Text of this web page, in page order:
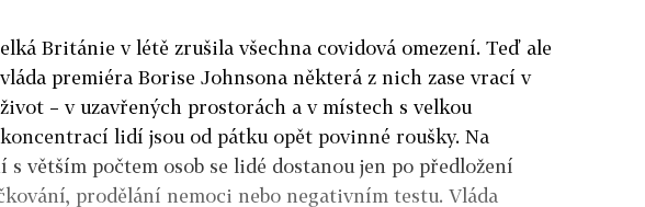
elká Británie v létě zrušila všechna covidová omezení. Teď ale
vláda premiéra Borise Johnsona některá z nich zase vrací v
život – v uzavřených prostorách a v místech s velkou
koncentrací lidí jsou od pátku opět povinné roušky. Na
s větším počtem osob se lidé dostanou jen po předložení
prodělání nemoci nebo negativním testu. Vláda